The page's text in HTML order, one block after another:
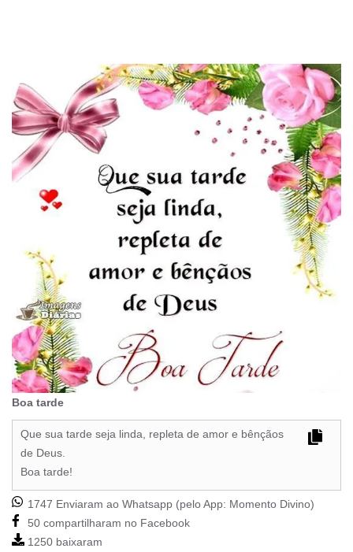
Boa tarde
Que sua tarde seja linda, repleta de amor e bênçãos
de Deus.
Boa tarde!
1747 Enviaram ao Whatsapp (pelo App: Momento Divino)
50 compartilharam no Facebook
1250 baixaram